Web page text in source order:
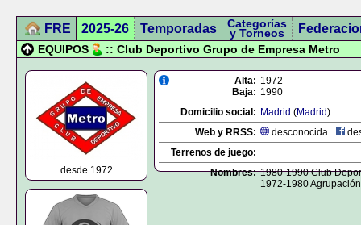
FRE 2025-26 Temporadas Categorías
y Torneos
EQUIPOS :: Club Deportivo Grupo de Empresa Metro
desde 1972
Alta: 1972
Baja: 1990
Domicilio social: Madrid (Madrid)
Web y RRSS:
desconocida
Terrenos de juego:
Nombres: 1980-1990 Club
1972-1980